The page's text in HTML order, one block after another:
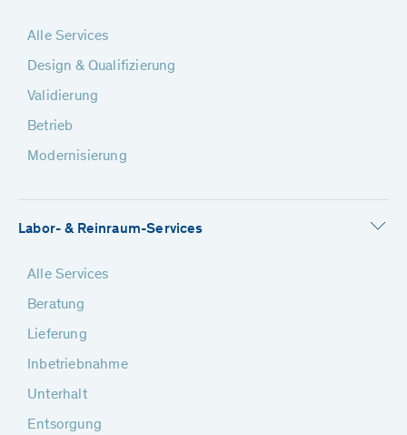
Alle Services
Design & Qualifizierung
Validierung
Betrieb
Modernisierung
Labor- & Reinraum-Services
Alle Services
Beratung
Lieferung
Inbetriebnahme
Unterhalt
Entsorgung